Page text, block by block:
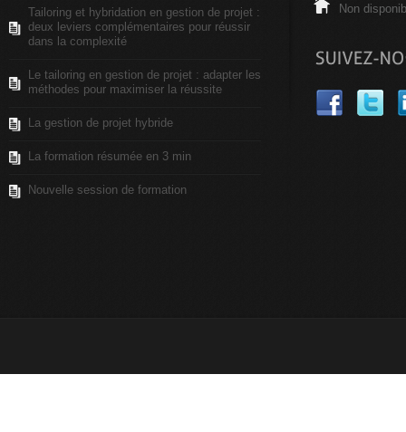
Tailoring et hybridation en gestion de projet :
deux leviers complémentaires pour réussir
dans la complexité
Le tailoring en gestion de projet : adapter les
méthodes pour maximiser la réussite
La gestion de projet hybride
La formation résumée en 3 min
Nouvelle session de formation
Non